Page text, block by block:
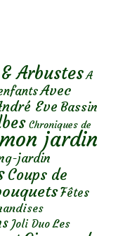
Arbustes A
Avec
Eve Bassin
Chroniques de
jardin
jardin
Coups de
Fêtes
Joli Duo Les